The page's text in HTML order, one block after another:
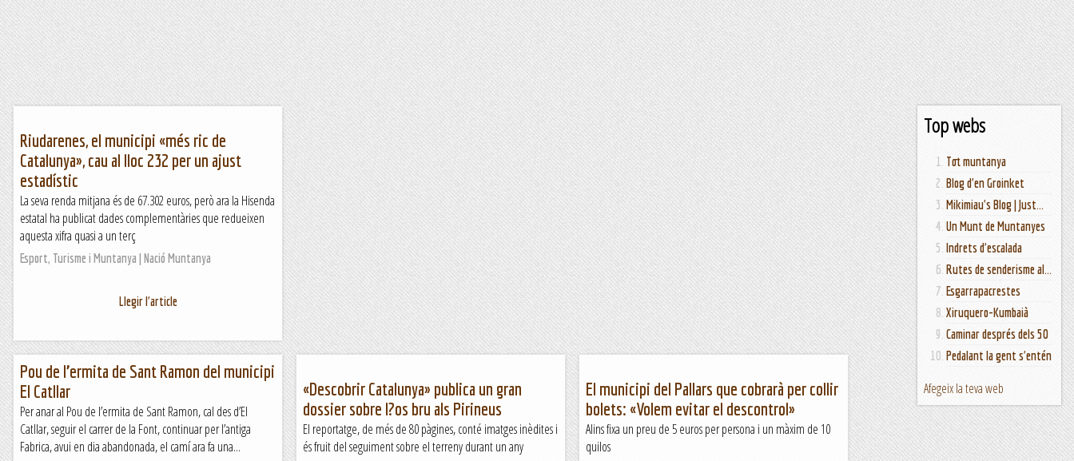
Top webs
Tot muntanya
Blog d'en Groinket
Mikimiau's Blog | Just...
Un Munt de Muntanyes
Indrets d'escalada
Rutes de senderisme al...
Esgarrapacrestes
Xiruquero-Kumbaià
Caminar després dels 50
Pedalant la gent s'entén
Afegeix la teva web
Riudarenes, el municipi «més ric de
Catalunya», cau al lloc 232 per un ajust
estadístic
La seva renda mitjana és de 67.302 euros, però ara la Hisenda
estatal ha publicat dades complementàries que redueixen
aquesta xifra quasi a un terç
Esport, Turisme i Muntanya | Nació Muntanya
Llegir l'article
Pou de l’ermita de Sant Ramon del municipi
El Catllar
Per anar al Pou de l’ermita de Sant Ramon, cal des d’El
Catllar, seguir el carrer de la Font, continuar per l’antiga
Fabrica, avui en dia abandonada, el camí ara fa una...
«Descobrir Catalunya» publica un gran
dossier sobre l?os bru als Pirineus
El reportatge, de més de 80 pàgines, conté imatges inèdites i
és fruit del seguiment sobre el terreny durant un any
El municipi del Pallars que cobrarà per collir
bolets: «Volem evitar el descontrol»
Alins fixa un preu de 5 euros per persona i un màxim de 10
quilos